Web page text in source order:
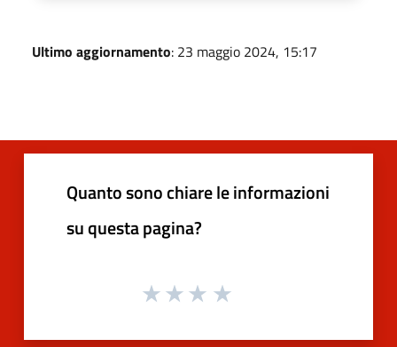
Ultimo aggiornamento: 23 maggio 2024, 15:17
Quanto sono chiare le informazioni
su questa pagina?